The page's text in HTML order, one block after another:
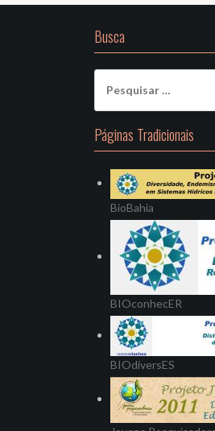
Busca
por:
Páginas Tradicionais
BioBahia
BIOconhecER
BIOdiversES